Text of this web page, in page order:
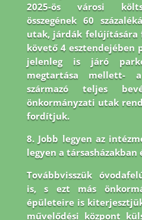
2025-ös városi
összegének 60
utak, járdák
követő 4 esztendejében
jelenleg is járó
megtartása mellett-
származó teljes
önkormányzati utak
fordítjuk.
8. Jobb legyen az
legyen a társasházakban
Továbbvisszük
is, s ezt más
épületeire is
művelődési központ